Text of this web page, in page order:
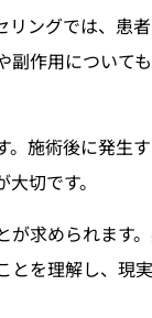
ングでは、患
作用について
施術後に発生
切です。
求められます
を理解し、現